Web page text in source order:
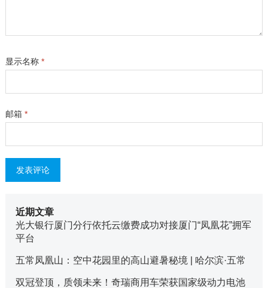
显示名称 *
邮箱 *
近期文章
光大银行厦门分行依托云缴费成功对接厦门“凤凰花”拥军
平台
五常凤凰山：空中花园里的高山避暑秘境 | 哈尔滨·五常
双冠登顶，质领未来！奇瑞商用车荣获国家级动力电池